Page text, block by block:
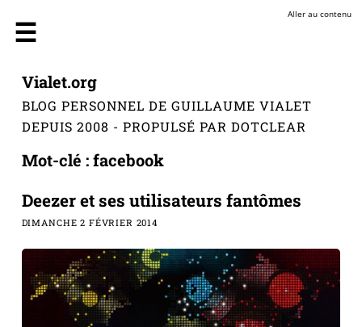
Aller au contenu
Vialet.org
BLOG PERSONNEL DE GUILLAUME VIALET
DEPUIS 2008 - PROPULSÉ PAR DOTCLEAR
Mot-clé : facebook
Deezer et ses utilisateurs fantômes
DIMANCHE 2 FÉVRIER 2014